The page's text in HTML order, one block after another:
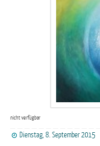
nicht verfügbar
Dienstag, 8. September 2015